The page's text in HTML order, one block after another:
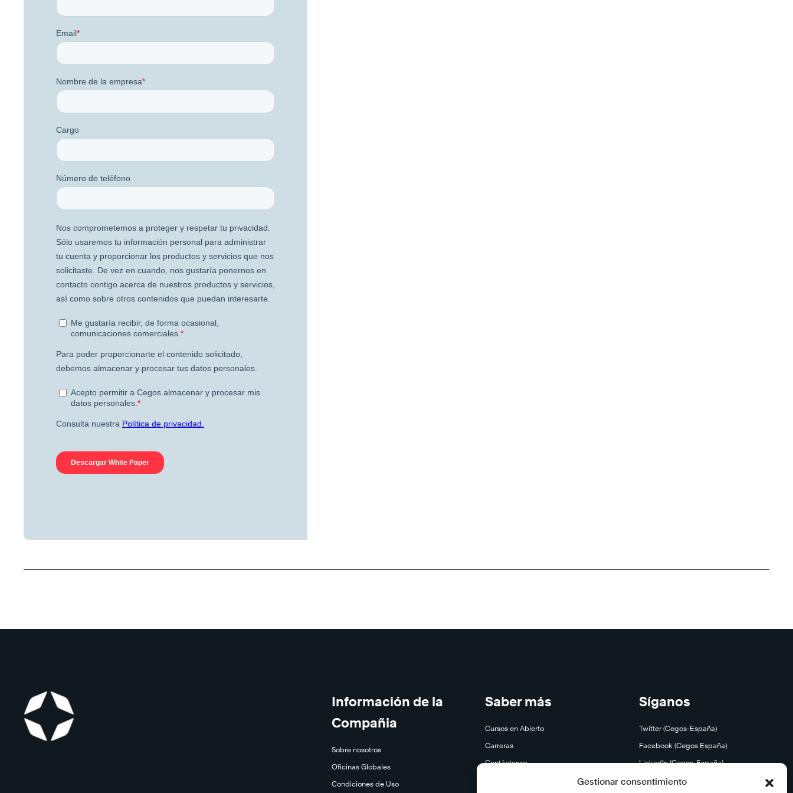
Gestionar consentimiento
Información de la
Compañia
Sobre nosotros
Oficinas Globales
Condiciones de Uso
Saber más
Cursos en Abierto
Carreras
Contáctenos
Síganos
Twitter (Cegos-España)
Facebook (Cegos España)
LinkedIn (Cegos-España)
YouTube (Cegos España)